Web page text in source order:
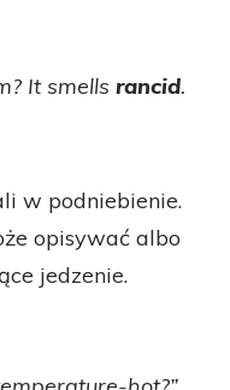
It smells rancid.
w podniebienie.
opisywać albo
jedzenie.